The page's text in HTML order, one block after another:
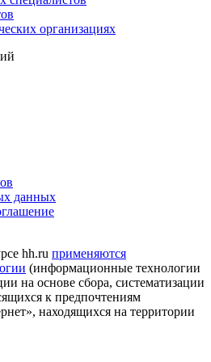
организациях
данных
hh.ru применяются
(информационные технологии
на основе сбора, систематизации
к предпочтениям
находящихся на территории